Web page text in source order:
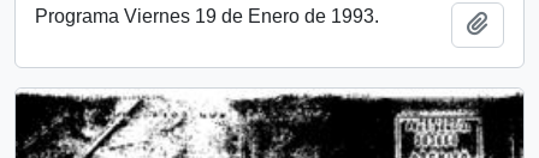
Programa Viernes 19 de Enero de 1993.